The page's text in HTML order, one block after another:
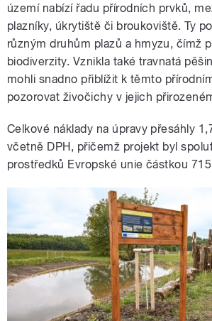
území nabízí řadu přírodních prvků,
plazníky, úkrytiště či broukoviště. Ty
různým druhům plazů a hmyzu, čímž
biodiverzity. Vznikla také travnatá
mohli snadno přiblížit k těmto
pozorovat živočichy v jejich
Celkové náklady na úpravy přesáhly
včetně DPH, přičemž projekt byl
prostředků Evropské unie částkou